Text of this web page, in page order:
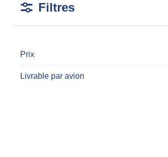
Filtres
Prix
Livrable par avion